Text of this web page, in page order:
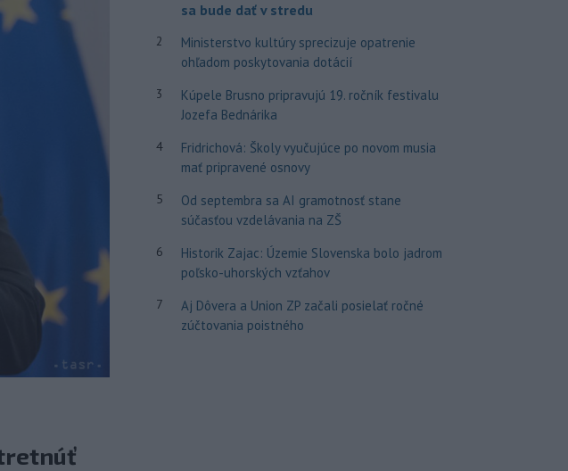
sa bude dať v stredu
2
Ministerstvo kultúry sprecizuje opatrenie
ohľadom poskytovania dotácií
3
Kúpele Brusno pripravujú 19. ročník festivalu
Jozefa Bednárika
4
Fridrichová: Školy vyučujúce po novom musia
mať pripravené osnovy
5
Od septembra sa AI gramotnosť stane
súčasťou vzdelávania na ZŠ
6
Historik Zajac: Územie Slovenska bolo jadrom
poľsko-uhorských vzťahov
7
Aj Dôvera a Union ZP začali posielať ročné
zúčtovania poistného